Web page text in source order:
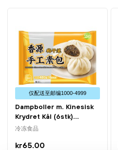
仅配送⾄邮编1000-4999
Dampboller m. Kinesisk
Krydret Kål (6stk)...
冷冻食品
kr65.00